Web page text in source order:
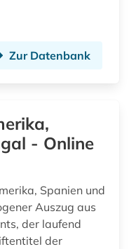
Zur Datenbank
- Online
Spanien und
Auszug aus
der laufend
der